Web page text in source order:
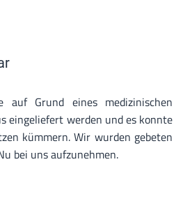
auf Grund eines medizinischen
eingeliefert werden und es konnte
kümmern. Wir wurden gebeten
bei uns aufzunehmen.